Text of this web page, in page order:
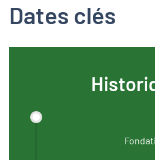
Dates clés